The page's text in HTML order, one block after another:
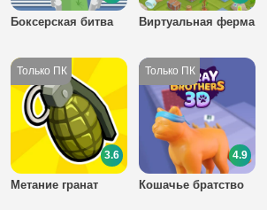
Боксерская битва Виртуальная ферма
Метание гранат
3.6
Кошачье братство
4.9